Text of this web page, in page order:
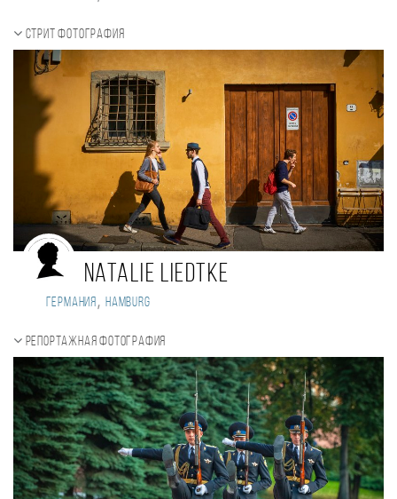
Стрит фотография
Natalie Liedtke
Германия , Hamburg
Репортажная фотография